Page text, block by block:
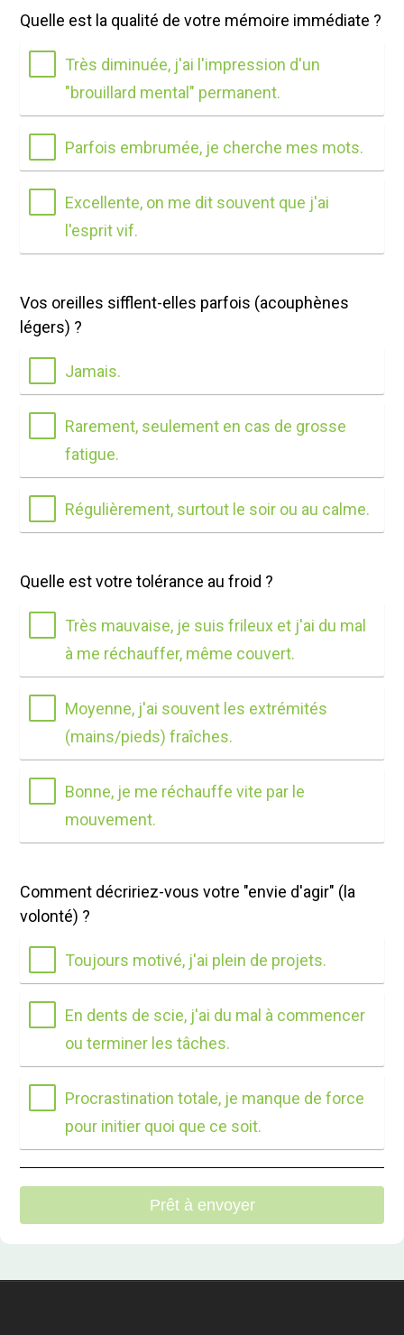
Quelle est la qualité de votre mémoire immédiate ?
Très diminuée, j'ai l'impression d'un
"brouillard mental" permanent.
Parfois embrumée, je cherche mes mots.
Excellente, on me dit souvent que j'ai
l'esprit vif.
Vos oreilles sifflent-elles parfois (acouphènes
légers) ?
Jamais.
Rarement, seulement en cas de grosse
fatigue.
Régulièrement, surtout le soir ou au calme.
Quelle est votre tolérance au froid ?
Très mauvaise, je suis frileux et j'ai du mal
à me réchauffer, même couvert.
Moyenne, j'ai souvent les extrémités
(mains/pieds) fraîches.
Bonne, je me réchauffe vite par le
mouvement.
Comment décririez-vous votre "envie d'agir" (la
volonté) ?
Toujours motivé, j'ai plein de projets.
En dents de scie, j'ai du mal à commencer
ou terminer les tâches.
Procrastination totale, je manque de force
pour initier quoi que ce soit.
Prêt à envoyer